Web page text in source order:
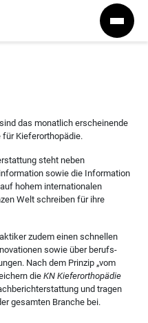
sind das monatlich erscheinende
Kieferorthopädie.
steht neben
sowie die Information
hohem internationalen
Welt schreiben für ihre
zudem einen schnellen
sowie über berufs-
Nach dem Prinzip „vom
dieKN Kieferorthopädie
und tragen
gesamten Branche bei.